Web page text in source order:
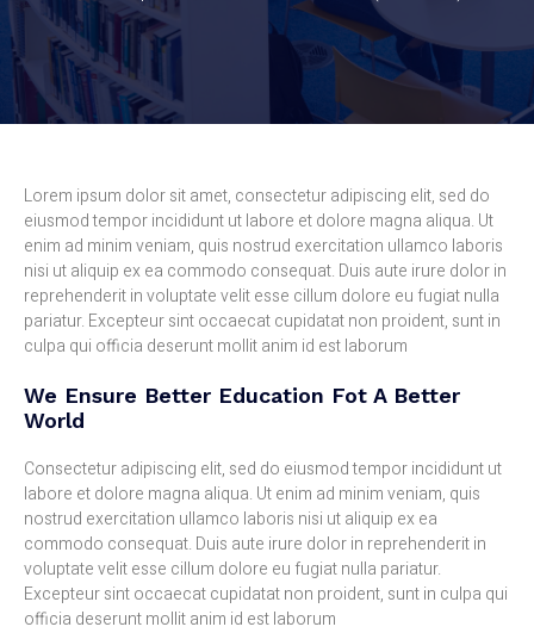
Lorem ipsum dolor sit amet, consectetur adipiscing elit, sed do
eiusmod tempor incididunt ut labore et dolore magna aliqua. Ut
enim ad minim veniam, quis nostrud exercitation ullamco laboris
nisi ut aliquip ex ea commodo consequat. Duis aute irure dolor in
reprehenderit in voluptate velit esse cillum dolore eu fugiat nulla
pariatur. Excepteur sint occaecat cupidatat non proident, sunt in
culpa qui officia deserunt mollit anim id est laborum
We Ensure Better Education Fot A Better
World
Consectetur adipiscing elit, sed do eiusmod tempor incididunt ut
labore et dolore magna aliqua. Ut enim ad minim veniam, quis
nostrud exercitation ullamco laboris nisi ut aliquip ex ea
commodo consequat. Duis aute irure dolor in reprehenderit in
voluptate velit esse cillum dolore eu fugiat nulla pariatur.
Excepteur sint occaecat cupidatat non proident, sunt in culpa qui
officia deserunt mollit anim id est laborum